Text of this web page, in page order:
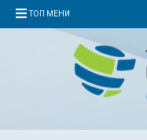
ТОП МЕНИ